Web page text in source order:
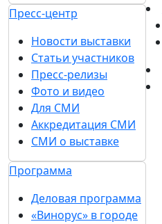
Пресс-центр
Новости выставки
Статьи участников
Пресс-релизы
Фото и видео
Для СМИ
Аккредитация СМИ
СМИ о выставке
Программа
Деловая программа
«Винорус» в городе